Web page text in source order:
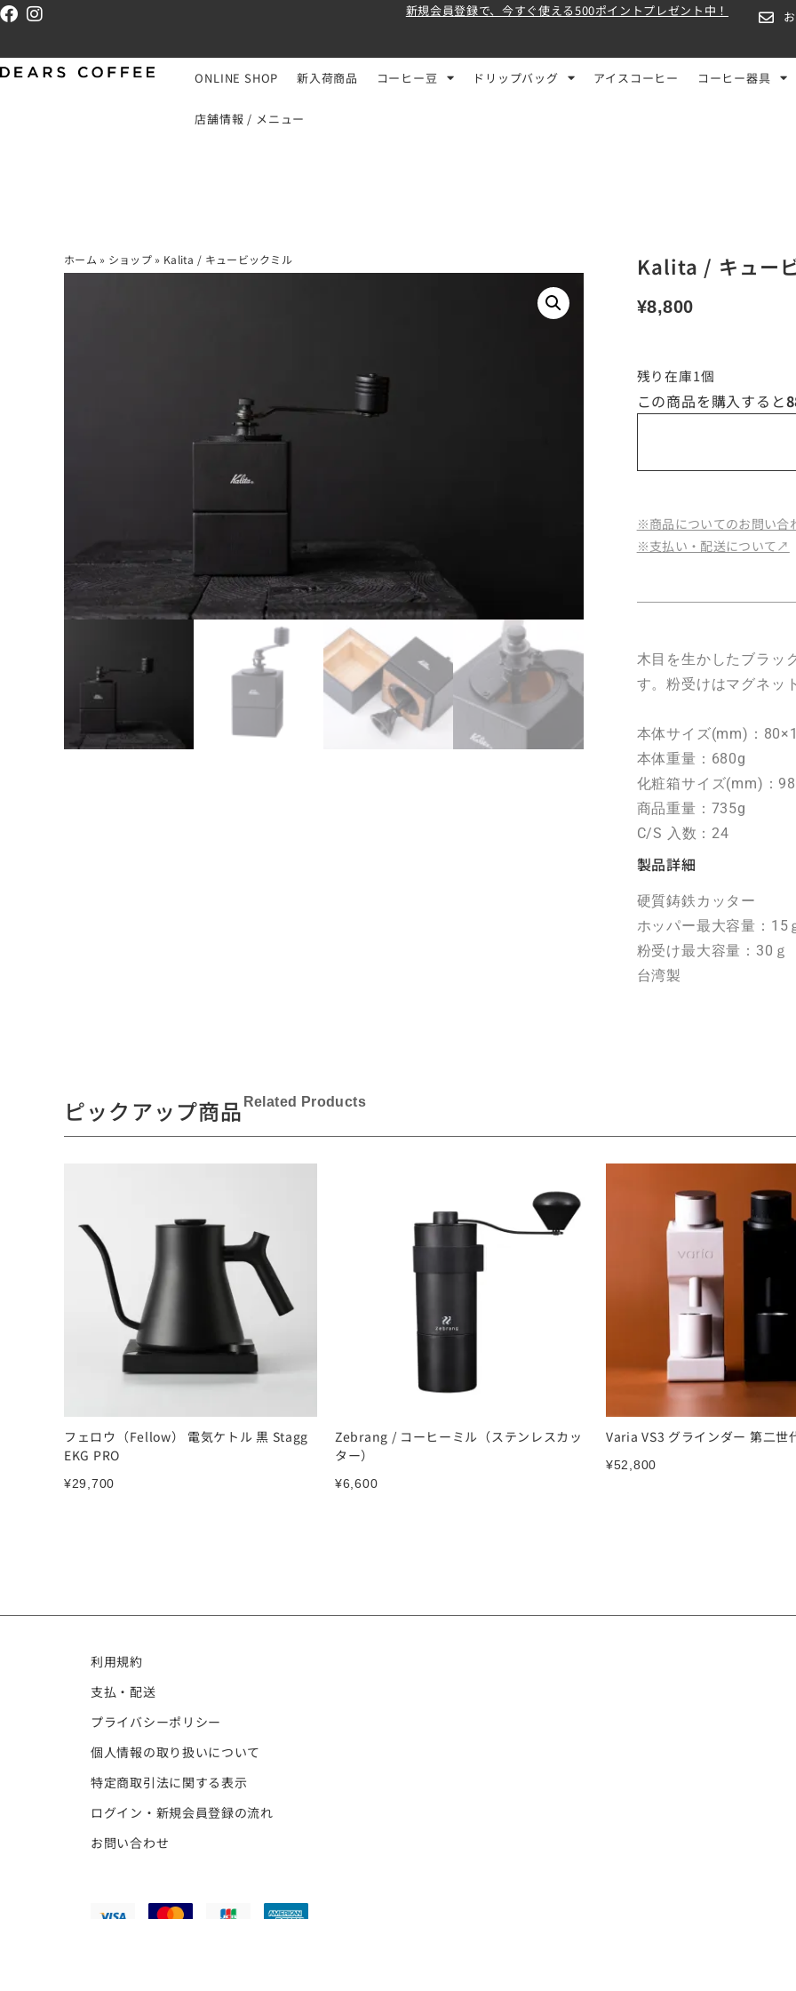
新規会員登録で、今すぐ使える500ポイントプレゼント中！
ONLINE SHOP 新入荷商品 コーヒー豆 ドリップバッグ アイスコーヒー コーヒー器具
店舗情報 / メニュー
ホーム » ショップ » Kalita / キュービックミル Kalita / キュー
¥8,800
残り在庫1個
この商品を購入すると
※商品についてのお問い
※支払い・配送について↗︎
木目を生かしたブラッ
す。粉受けはマグネッ
本体サイズ(mm)：
本体重量：680g
化粧箱サイズ(mm)：
商品重量：735g
C/S 入数：24
製品詳細
硬質鋳鉄カッター
ホッパー最大容量：
粉受け最大容量：30ｇ
台湾製
ピックアップ商品 Related Products
フェロウ（Fellow） 電気ケトル 黒 Stagg
EKG PRO
¥29,700
Zebrang / コーヒーミル（ステンレスカッ
ター）
¥6,600
Varia VS3 グラインダー 第二世
¥52,800
利用規約
支払・配送
プライバシーポリシー
個人情報の取り扱いについて
特定商取引法に関する表示
ログイン・新規会員登録の流れ
お問い合わせ